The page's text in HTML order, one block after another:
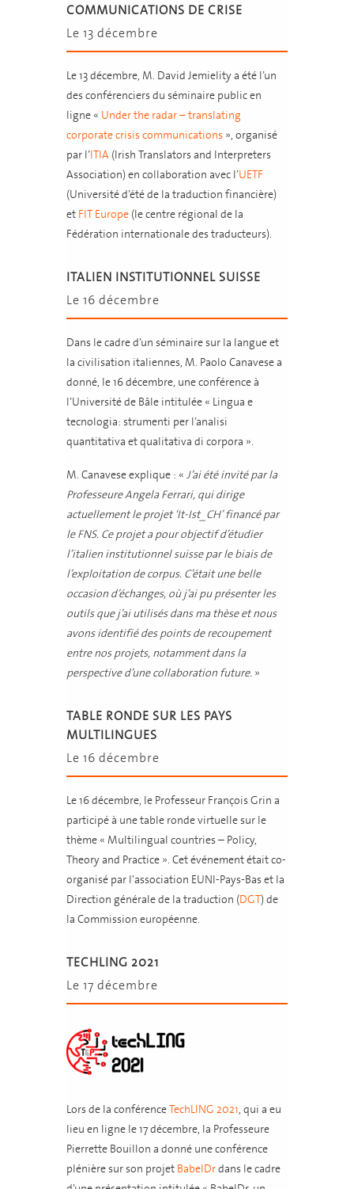
COMMUNICATIONS DE CRISE
Le 13 décembre
Le 13 décembre, M. David Jemielity a été l’un
des conférenciers du séminaire public en
ligne « Under the radar – translating
corporate crisis communications », organisé
par l’ITIA (Irish Translators and Interpreters
Association) en collaboration avec l’UETF
(Université d’été de la traduction financière)
et FIT Europe (le centre régional de la
Fédération internationale des traducteurs).
ITALIEN INSTITUTIONNEL SUISSE
Le 16 décembre
Dans le cadre d’un séminaire sur la langue et
la civilisation italiennes, M. Paolo Canavese a
donné, le 16 décembre, une conférence à
l’Université de Bâle intitulée « Lingua e
tecnologia: strumenti per l’analisi
quantitativa et qualitativa di corpora ».
M. Canavese explique : « J’ai été invité par la
Professeure Angela Ferrari, qui dirige
actuellement le projet ‘It-Ist_CH’ financé par
le FNS. Ce projet a pour objectif d’étudier
l’italien institutionnel suisse par le biais de
l’exploitation de corpus. C’était une belle
occasion d’échanges, où j’ai pu présenter les
outils que j’ai utilisés dans ma thèse et nous
avons identifié des points de recoupement
entre nos projets, notamment dans la
perspective d’une collaboration future. »
TABLE RONDE SUR LES PAYS
MULTILINGUES
Le 16 décembre
Le 16 décembre, le Professeur François Grin a
participé à une table ronde virtuelle sur le
thème « Multilingual countries – Policy,
Theory and Practice ». Cet événement était co-
organisé par l'association EUNI-Pays-Bas et la
Direction générale de la traduction (DGT) de
la Commission européenne.
TECHLING 2021
Le 17 décembre
Lors de la conférenceTechLING 2021, qui a eu
lieu en ligne le 17 décembre, la Professeure
Pierrette Bouillon a donné une conférence
plénière sur son projet BabelDrdans le cadre